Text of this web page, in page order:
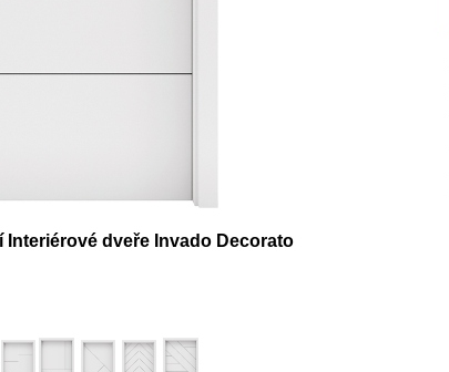
dveře Invado Decorato